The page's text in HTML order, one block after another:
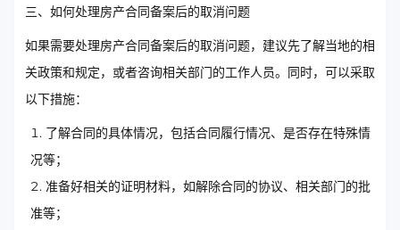
三、如何处理房产合同备案后的取消问题
如果需要处理房产合同备案后的取消问题，建议先了解当地的相
关政策和规定，或者咨询相关部门的工作人员。同时，可以采取
以下措施：
了解合同的具体情况，包括合同履行情况、是否存在特殊情
况等；
准备好相关的证明材料，如解除合同的协议、相关部门的批
准等；